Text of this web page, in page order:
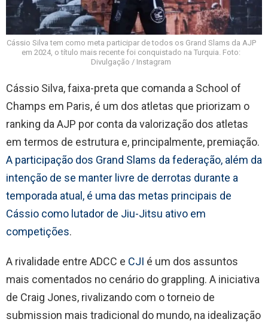
Cássio Silva tem como meta participar de todos os Grand Slams da AJP
em 2024, o título mais recente foi conquistado na Turquia. Foto:
Divulgação / Instagram
Cássio Silva, faixa-preta que comanda a School of
Champs em Paris, é um dos atletas que priorizam o
ranking da AJP por conta da valorização dos atletas
em termos de estrutura e, principalmente, premiação.
A participação dos Grand Slams da federação, além da
intenção de se manter livre de derrotas durante a
temporada atual, é uma das metas principais de
Cássio como lutador de Jiu-Jitsu ativo em
competições.
A rivalidade entre ADCC e CJI é um dos assuntos
mais comentados no cenário do grappling. A iniciativa
de Craig Jones, rivalizando com o torneio de
submission mais tradicional do mundo, na idealização